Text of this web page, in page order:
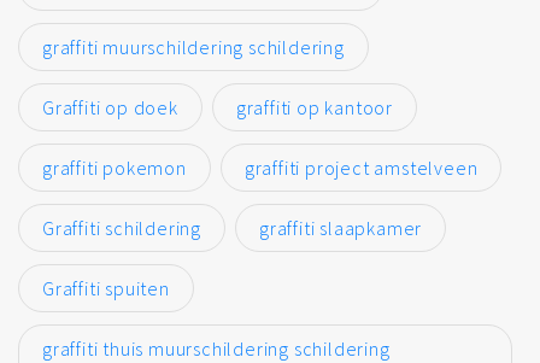
graffiti muurschildering schildering
Graffiti op doek graffiti op kantoor
graffiti pokemon graffiti project amstelveen
Graffiti schildering graffiti slaapkamer
Graffiti spuiten
graffiti thuis muurschildering schildering